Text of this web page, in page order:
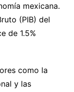
mexicana.
(PIB) del
de 1.5%
como la
y las